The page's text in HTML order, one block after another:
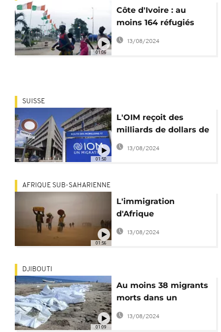
01:06
Côte d'Ivoire : au
moins 164 réfugiés
burkinabè refoulés à
13/08/2024
01:50
SUISSE
L'OIM reçoit des
milliards de dollars de
financements
13/08/2024
01:56
AFRIQUE SUB-SAHARIENNE
L'immigration
d'Afrique
subsaharienne vers
l'Europe de plus en
13/08/2024
01:09
DJIBOUTI
Au moins 38 migrants
morts dans un
naufrage au large de
Djibouti
13/08/2024